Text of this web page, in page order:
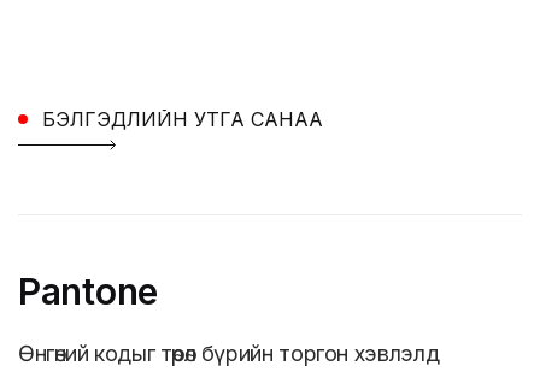
БЭЛГЭДЛИЙН УТГА САНАА
Pantone
Өнгөний кодыг төрөл бүрийн торгон хэвлэлд